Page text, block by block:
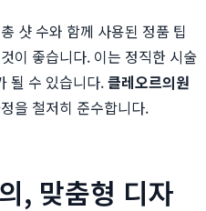
샷 수와 함께 사용된 정품 팁
이 좋습니다. 이는 정직한 시술
될 수 있습니다.클레오르의원
을 철저히 준수합니다.
, 맞춤형 디자